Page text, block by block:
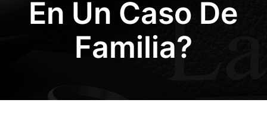
En Un Caso De
Familia?